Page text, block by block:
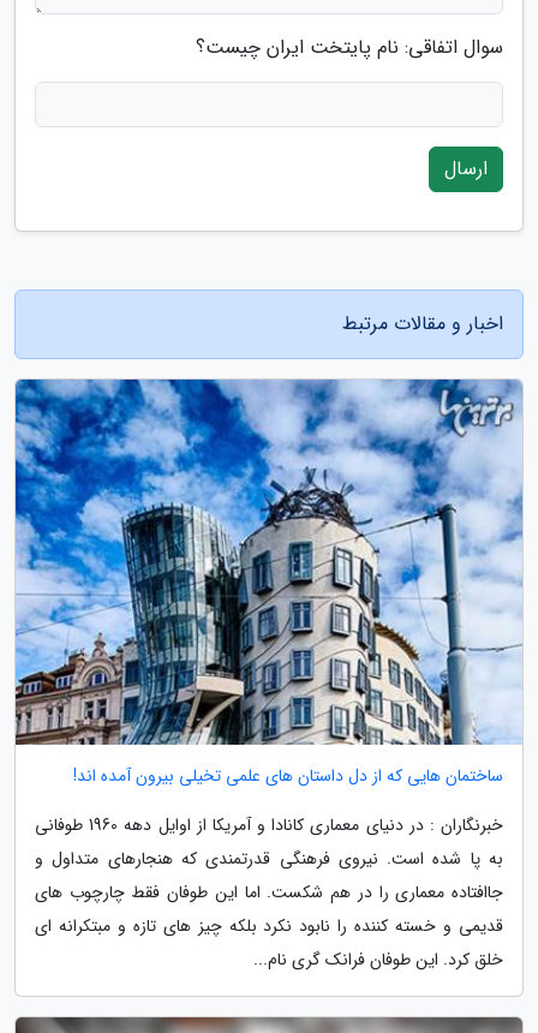
سوال اتفاقی: نام پایتخت ایران چیست؟
ارسال
اخبار و مقالات مرتبط
ساختمان هایی که از دل داستان های علمی تخیلی بیرون آمده اند!
خبرنگاران : در دنیای معماری کانادا و آمریکا از اوایل دهه 1960 طوفانی
به پا شده است. نیروی فرهنگی قدرتمندی که هنجارهای متداول و
جاافتاده معماری را در هم شکست. اما این طوفان فقط چارچوب های
قدیمی و خسته کننده را نابود نکرد بلکه چیز های تازه و مبتکرانه ای
خلق کرد. این طوفان فرانک گری نام...